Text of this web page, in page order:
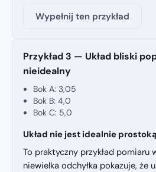
Wypełnij ten przykład
Przykład 3 — Układ bliski
nieidealny
Bok A: 3,05
Bok B: 4,0
Bok C: 5,0
Układ nie jest idealnie
To praktyczny przykład pomiaru
niewielka odchyłka pokazuje, że